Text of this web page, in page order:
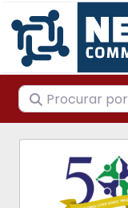
Procurar por